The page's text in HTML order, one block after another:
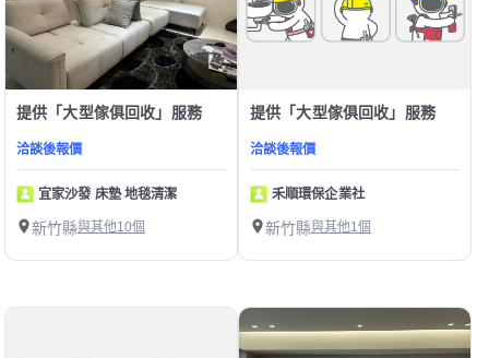
提供「大型傢俱回收」服務
洽談後報價
宜家沙發 床墊 地毯清潔
新竹縣與其他10個
提供「大型傢俱回收」服務
洽談後報價
禾順環保企業社
新竹縣與其他1個